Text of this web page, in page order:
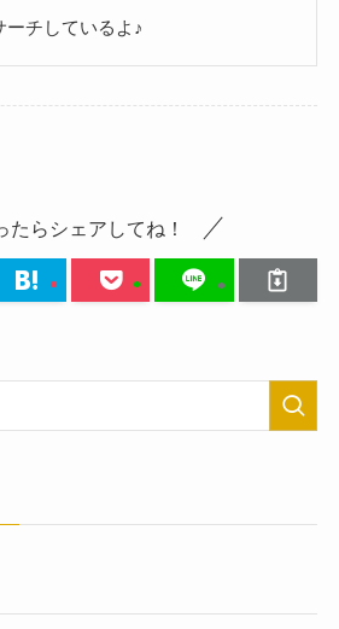
チしているよ♪
たらシェアしてね！